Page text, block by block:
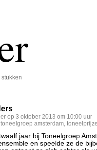
op 3 oktober 2013 om 10:00 uur
toneelgroep amsterdam,
jaar bij Toneelgroep
en speelde ze de